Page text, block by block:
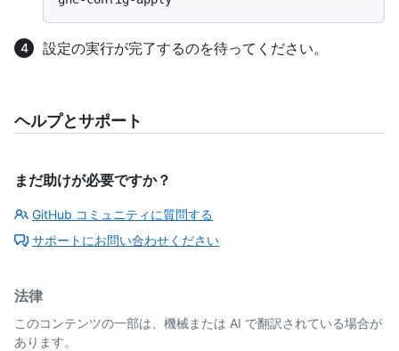
設定の実行が完了するのを待ってください。
ヘルプとサポート
まだ助けが必要ですか？
GitHub コミュニティに質問する
サポートにお問い合わせください
法律
このコンテンツの一部は、機械または AI で翻訳されている場合が
あります。